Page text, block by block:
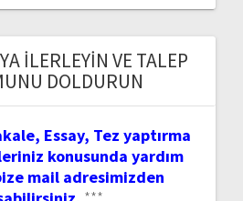
İLERLEYIN VE TALEP
DOLDURUN
Essay, Tez yaptırma
konusunda yardım
mail adresimizden